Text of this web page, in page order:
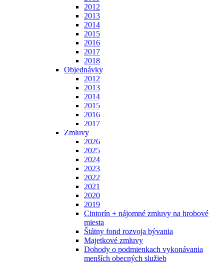
2012
2013
2014
2015
2016
2017
2018
Objednávky
2012
2013
2014
2015
2016
2017
Zmluvy
2026
2025
2024
2023
2022
2021
2020
2019
Cintorín + nájomné zmluvy na hrobové
miesta
Štátny fond rozvoja bývania
Majetkové zmluvy
Dohody o podmienkach vykonávania
menších obecných služieb